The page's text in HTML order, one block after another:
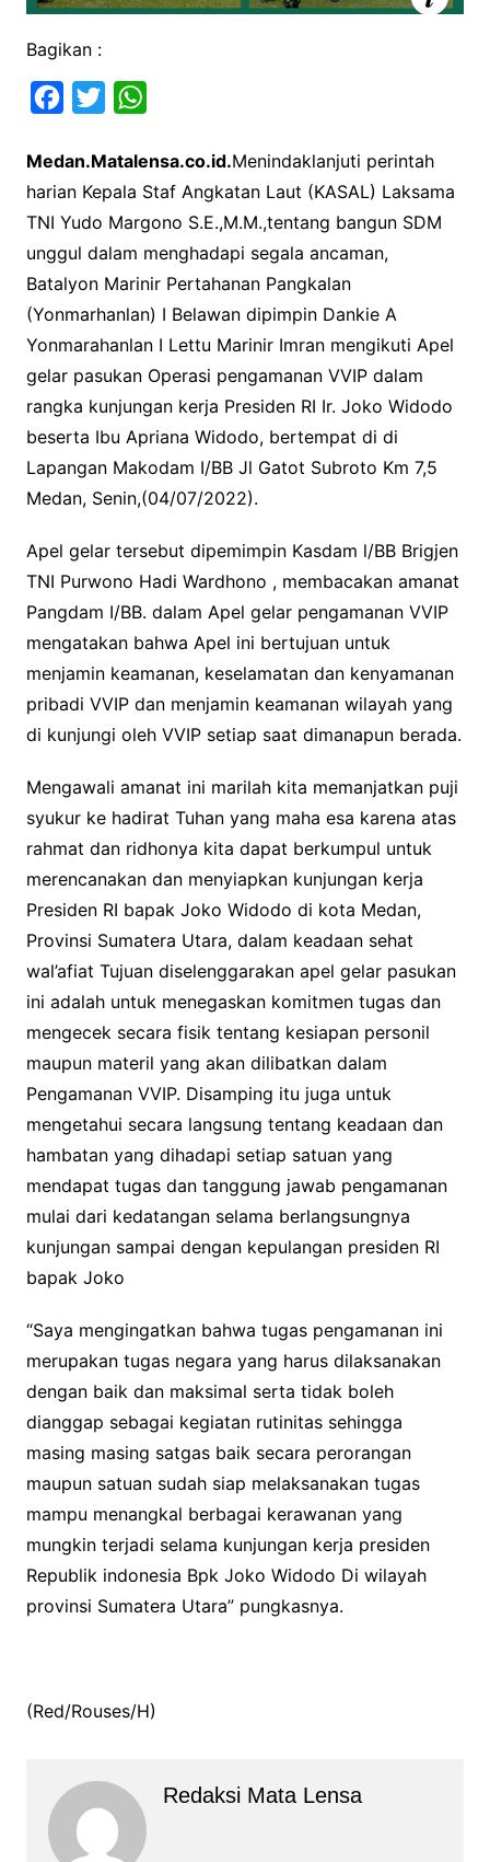
Bagikan :
c
e
b
o
o
k
i
t
t
e
r
a
t
s
A
p
p
Medan.Matalensa.co.id.Menindaklanjuti perintah
harian Kepala Staf Angkatan Laut (KASAL) Laksama
TNI Yudo Margono S.E.,M.M.,tentang bangun SDM
unggul dalam menghadapi segala ancaman,
Batalyon Marinir Pertahanan Pangkalan
(Yonmarhanlan) I Belawan dipimpin Dankie A
Yonmarahanlan I Lettu Marinir Imran mengikuti Apel
gelar pasukan Operasi pengamanan VVIP dalam
rangka kunjungan kerja Presiden RI Ir. Joko Widodo
beserta Ibu Apriana Widodo, bertempat di di
Lapangan Makodam I/BB Jl Gatot Subroto Km 7,5
Medan, Senin,(04/07/2022).
Apel gelar tersebut dipemimpin Kasdam l/BB Brigjen
TNI Purwono Hadi Wardhono , membacakan amanat
Pangdam I/BB. dalam Apel gelar pengamanan VVIP
mengatakan bahwa Apel ini bertujuan untuk
menjamin keamanan, keselamatan dan kenyamanan
pribadi VVIP dan menjamin keamanan wilayah yang
di kunjungi oleh VVIP setiap saat dimanapun berada.
Mengawali amanat ini marilah kita memanjatkan puji
syukur ke hadirat Tuhan yang maha esa karena atas
rahmat dan ridhonya kita dapat berkumpul untuk
merencanakan dan menyiapkan kunjungan kerja
Presiden RI bapak Joko Widodo di kota Medan,
Provinsi Sumatera Utara, dalam keadaan sehat
wal’afiat Tujuan diselenggarakan apel gelar pasukan
ini adalah untuk menegaskan komitmen tugas dan
mengecek secara fisik tentang kesiapan personil
maupun materil yang akan dilibatkan dalam
Pengamanan VVIP. Disamping itu juga untuk
mengetahui secara langsung tentang keadaan dan
hambatan yang dihadapi setiap satuan yang
mendapat tugas dan tanggung jawab pengamanan
mulai dari kedatangan selama berlangsungnya
kunjungan sampai dengan kepulangan presiden RI
bapak Joko
“Saya mengingatkan bahwa tugas pengamanan ini
merupakan tugas negara yang harus dilaksanakan
dengan baik dan maksimal serta tidak boleh
dianggap sebagai kegiatan rutinitas sehingga
masing masing satgas baik secara perorangan
maupun satuan sudah siap melaksanakan tugas
mampu menangkal berbagai kerawanan yang
mungkin terjadi selama kunjungan kerja presiden
Republik indonesia Bpk Joko Widodo Di wilayah
provinsi Sumatera Utara” pungkasnya.
(Red/Rouses/H)
Redaksi Mata Lensa